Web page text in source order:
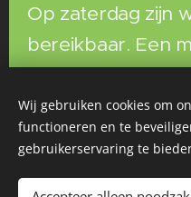
Op zaterdag zijn
bereikbaar. Een
Wij gebruiken cookies om
functioneren en te
gebruikerservaring te